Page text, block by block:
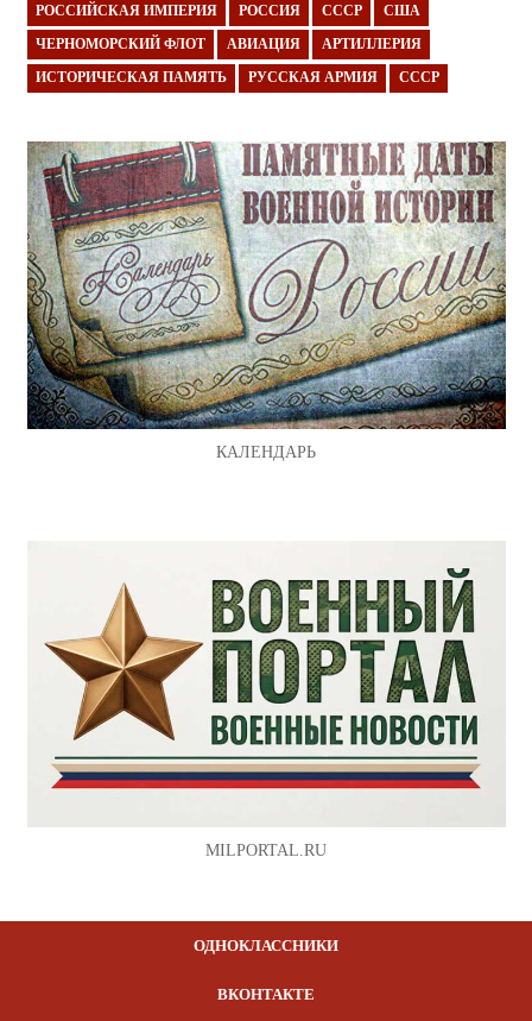
РОССИЙСКАЯ ИМПЕРИЯ РОССИЯ СССР США
ЧЕРНОМОРСКИЙ ФЛОТ АВИАЦИЯ АРТИЛЛЕРИЯ
ИСТОРИЧЕСКАЯ ПАМЯТЬ РУССКАЯ АРМИЯ СССР
КАЛЕНДАРЬ
MILPORTAL.RU
ОДНОКЛАССНИКИ
ВКОНТАКТЕ